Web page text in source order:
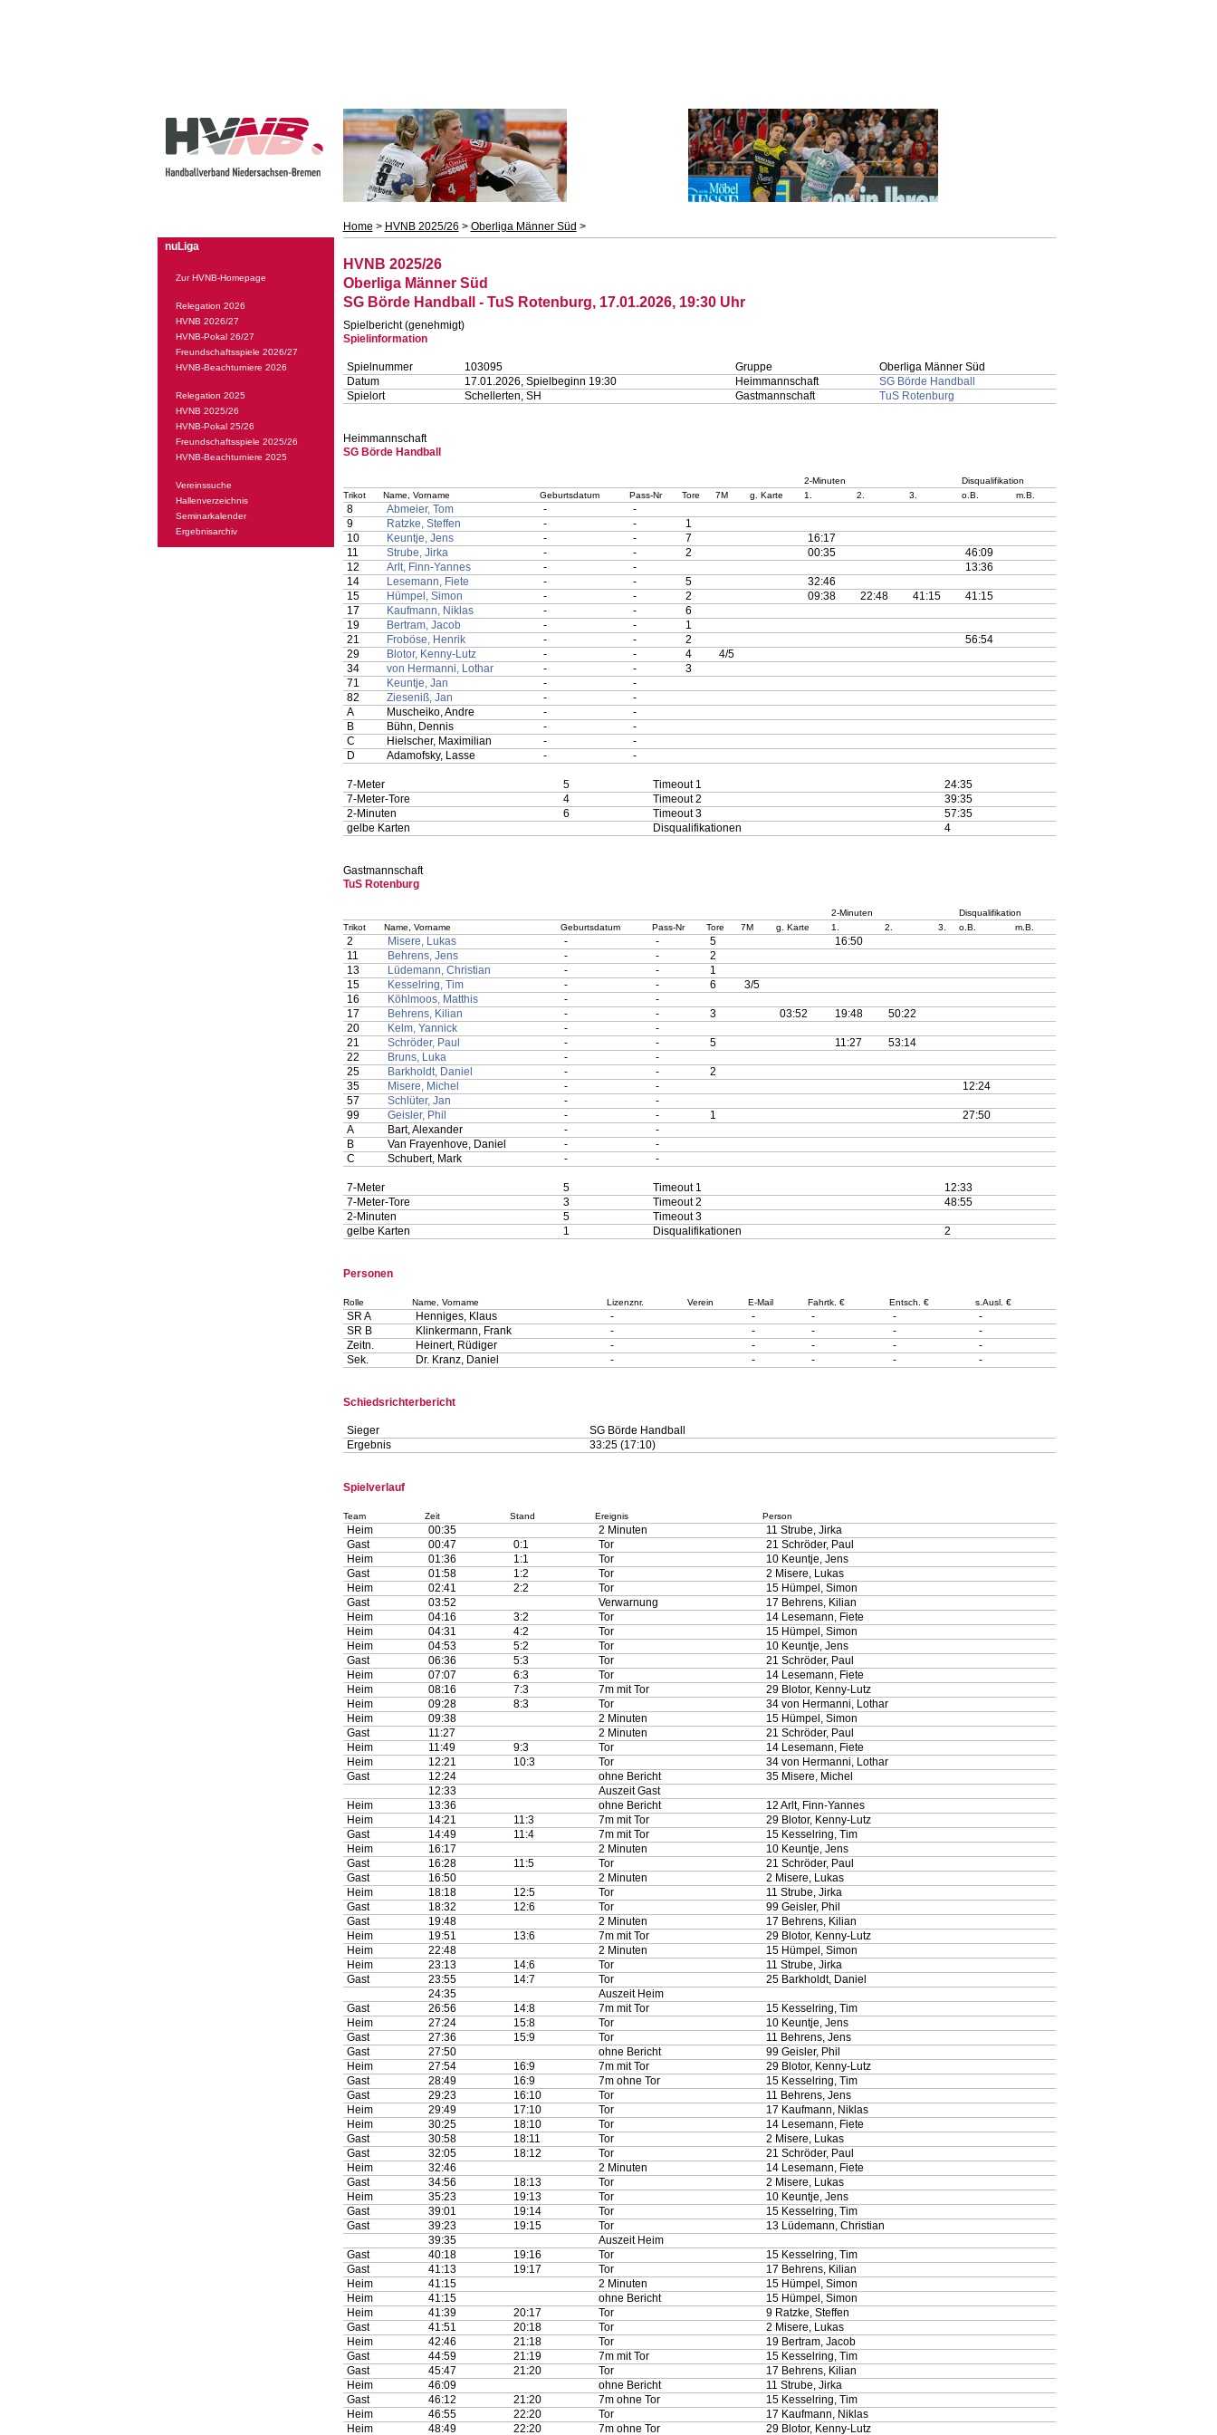
Home > HVNB 2025/26 > Oberliga Männer Süd >
nuLiga
Zur HVNB-Homepage
Relegation 2026
HVNB 2026/27
HVNB-Pokal 26/27
Freundschaftsspiele 2026/27
HVNB-Beachturniere 2026
Relegation 2025
HVNB 2025/26
HVNB-Pokal 25/26
Freundschaftsspiele 2025/26
HVNB-Beachturniere 2025
Vereinssuche
Hallenverzeichnis
Seminarkalender
Ergebnisarchiv
HVNB 2025/26
Oberliga Männer Süd
SG Börde Handball - TuS Rotenburg, 17.01.2026, 19:30 Uhr
Spielbericht (genehmigt)
Spielinformation
Spielnummer 103095 Gruppe
Oberliga Männer Süd
Datum
17.01.2026, Spielbeginn 19:30 Heimmannschaft
SG Börde Handball
Spielort
Schellerten, SH Gastmannschaft TuS Rotenburg
Heimmannschaft
SG Börde Handball
2-Minuten
Disqualifikation
Trikot
Name, Vorname Geburtsdatum Pass-Nr Tore 7M g. Karte 1. 2. 3. o.B. m.B.
8 Abmeier, Tom -
-
9
Ratzke, Steffen - -
1
10
Keuntje, Jens - - 7
16:17
11
Strube, Jirka - - 2 00:35
46:09
12
Arlt, Finn-Yannes - -
13:36
14
Lesemann, Fiete - - 5
32:46
15
Hümpel, Simon - - 2 09:38 22:48 41:15
41:15
17
Kaufmann, Niklas - -
6
19
Bertram, Jacob - -
1
21
Froböse, Henrik - - 2
56:54
29
Blotor, Kenny-Lutz - - 4
4/5
34
von Hermanni, Lothar - -
3
71
Keuntje, Jan -
-
82
Zieseniß, Jan -
-
A
Muscheiko, Andre -
-
B
Bühn, Dennis -
-
C
Hielscher, Maximilian -
-
D
Adamofsky, Lasse - -
7-Meter 5 Timeout 1
24:35
7-Meter-Tore
4 Timeout 2
39:35
2-Minuten
6 Timeout 3
57:35
gelbe Karten
Disqualifikationen 4
Gastmannschaft
TuS Rotenburg
2-Minuten
Disqualifikation
Trikot
Name, Vorname Geburtsdatum Pass-Nr Tore 7M g. Karte 1. 2. 3. o.B. m.B.
2 Misere, Lukas - - 5
16:50
11
Behrens, Jens - -
2
13
Lüdemann, Christian - -
1
15
Kesselring, Tim - - 6
3/5
16
Köhlmoos, Matthis -
-
17
Behrens, Kilian - - 3 03:52 19:48
50:22
20
Kelm, Yannick -
-
21
Schröder, Paul - - 5 11:27
53:14
22
Bruns, Luka -
-
25
Barkholdt, Daniel - -
2
35
Misere, Michel - -
12:24
57
Schlüter, Jan -
-
99
Geisler, Phil - - 1
27:50
A
Bart, Alexander -
-
B
Van Frayenhove, Daniel -
-
C
Schubert, Mark - -
7-Meter 5 Timeout 1
12:33
7-Meter-Tore
3 Timeout 2
48:55
2-Minuten
5
Timeout 3
gelbe Karten
1 Disqualifikationen 2
Personen
Rolle Name, Vorname Lizenznr. Verein E-Mail Fahrtk. € Entsch. € s.Ausl. €
SR A Henniges, Klaus - - - -
-
SR B
Klinkermann, Frank - - - -
-
Zeitn.
Heinert, Rüdiger - - - -
-
Sek.
Dr. Kranz, Daniel - - - - -
Schiedsrichterbericht
Sieger
SG Börde Handball
Ergebnis
33:25 (17:10)
Spielverlauf
Team Zeit Stand Ereignis Person
Heim 00:35 2 Minuten
11 Strube, Jirka
Gast
00:47 0:1 Tor
21 Schröder, Paul
Heim
01:36 1:1 Tor
10 Keuntje, Jens
Gast
01:58 1:2 Tor
2 Misere, Lukas
Heim
02:41 2:2 Tor
15 Hümpel, Simon
Gast
03:52 Verwarnung
17 Behrens, Kilian
Heim
04:16 3:2 Tor
14 Lesemann, Fiete
Heim
04:31 4:2 Tor
15 Hümpel, Simon
Heim
04:53 5:2 Tor
10 Keuntje, Jens
Gast
06:36 5:3 Tor
21 Schröder, Paul
Heim
07:07 6:3 Tor
14 Lesemann, Fiete
Heim
08:16 7:3 7m mit Tor
29 Blotor, Kenny-Lutz
Heim
09:28 8:3 Tor
34 von Hermanni, Lothar
Heim
09:38 2 Minuten
15 Hümpel, Simon
Gast
11:27 2 Minuten
21 Schröder, Paul
Heim
11:49 9:3 Tor
14 Lesemann, Fiete
Heim
12:21 10:3 Tor
34 von Hermanni, Lothar
Gast
12:24 ohne Bericht
35 Misere, Michel
12:33
Auszeit Gast
Heim
13:36 ohne Bericht
12 Arlt, Finn-Yannes
Heim
14:21 11:3 7m mit Tor
29 Blotor, Kenny-Lutz
Gast
14:49 11:4 7m mit Tor
15 Kesselring, Tim
Heim
16:17 2 Minuten
10 Keuntje, Jens
Gast
16:28 11:5 Tor
21 Schröder, Paul
Gast
16:50 2 Minuten
2 Misere, Lukas
Heim
18:18 12:5 Tor
11 Strube, Jirka
Gast
18:32 12:6 Tor
99 Geisler, Phil
Gast
19:48 2 Minuten
17 Behrens, Kilian
Heim
19:51 13:6 7m mit Tor
29 Blotor, Kenny-Lutz
Heim
22:48 2 Minuten
15 Hümpel, Simon
Heim
23:13 14:6 Tor
11 Strube, Jirka
Gast
23:55 14:7 Tor
25 Barkholdt, Daniel
24:35
Auszeit Heim
Gast
26:56 14:8 7m mit Tor
15 Kesselring, Tim
Heim
27:24 15:8 Tor
10 Keuntje, Jens
Gast
27:36 15:9 Tor
11 Behrens, Jens
Gast
27:50 ohne Bericht
99 Geisler, Phil
Heim
27:54 16:9 7m mit Tor
29 Blotor, Kenny-Lutz
Gast
28:49 16:9 7m ohne Tor
15 Kesselring, Tim
Gast
29:23 16:10 Tor
11 Behrens, Jens
Heim
29:49 17:10 Tor
17 Kaufmann, Niklas
Heim
30:25 18:10 Tor
14 Lesemann, Fiete
Gast
30:58 18:11 Tor
2 Misere, Lukas
Gast
32:05 18:12 Tor
21 Schröder, Paul
Heim
32:46 2 Minuten
14 Lesemann, Fiete
Gast
34:56 18:13 Tor
2 Misere, Lukas
Heim
35:23 19:13 Tor
10 Keuntje, Jens
Gast
39:01 19:14 Tor
15 Kesselring, Tim
Gast
39:23 19:15 Tor
13 Lüdemann, Christian
39:35
Auszeit Heim
Gast
40:18 19:16 Tor
15 Kesselring, Tim
Gast
41:13 19:17 Tor
17 Behrens, Kilian
Heim
41:15 2 Minuten
15 Hümpel, Simon
Heim
41:15 ohne Bericht
15 Hümpel, Simon
Heim
41:39 20:17 Tor
9 Ratzke, Steffen
Gast
41:51 20:18 Tor
2 Misere, Lukas
Heim
42:46 21:18 Tor
19 Bertram, Jacob
Gast
44:59 21:19 7m mit Tor
15 Kesselring, Tim
Gast
45:47 21:20 Tor
17 Behrens, Kilian
Heim
46:09 ohne Bericht
11 Strube, Jirka
Gast
46:12 21:20 7m ohne Tor
15 Kesselring, Tim
Heim
46:55 22:20 Tor
17 Kaufmann, Niklas
Heim
48:49 22:20 7m ohne Tor 29 Blotor, Kenny-Lutz